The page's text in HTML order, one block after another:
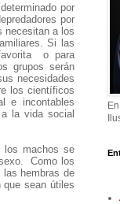
por
por
necesitan a los
Si las
o para
grupos serán
necesidades
los científicos
e incontables
la vida social
los machos se
Como los
hembras de
sean útiles